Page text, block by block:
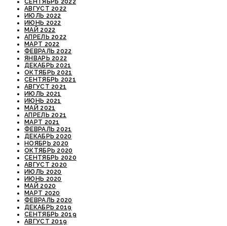
СЕНТЯБРЬ 2022
АВГУСТ 2022
ИЮЛЬ 2022
ИЮНЬ 2022
МАЙ 2022
АПРЕЛЬ 2022
МАРТ 2022
ФЕВРАЛЬ 2022
ЯНВАРЬ 2022
ДЕКАБРЬ 2021
ОКТЯБРЬ 2021
СЕНТЯБРЬ 2021
АВГУСТ 2021
ИЮЛЬ 2021
ИЮНЬ 2021
МАЙ 2021
АПРЕЛЬ 2021
МАРТ 2021
ФЕВРАЛЬ 2021
ДЕКАБРЬ 2020
НОЯБРЬ 2020
ОКТЯБРЬ 2020
СЕНТЯБРЬ 2020
АВГУСТ 2020
ИЮЛЬ 2020
ИЮНЬ 2020
МАЙ 2020
МАРТ 2020
ФЕВРАЛЬ 2020
ДЕКАБРЬ 2019
СЕНТЯБРЬ 2019
АВГУСТ 2019